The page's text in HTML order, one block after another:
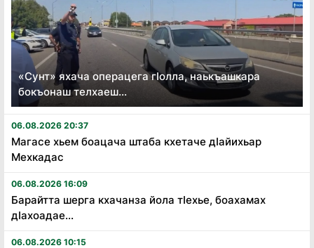
«Сунт» яхача операцега гӏолла, наькъашкара
бокъонаш телхаеш...
06.08.2026 20:37
Магасе хьем боацача штаба кхетаче дӏайихьар
Мехкадас
06.08.2026 16:09
Барайтта шерга кхачанза йола тӏехье, боахамах
дӏахоадае...
06.08.2026 10:15